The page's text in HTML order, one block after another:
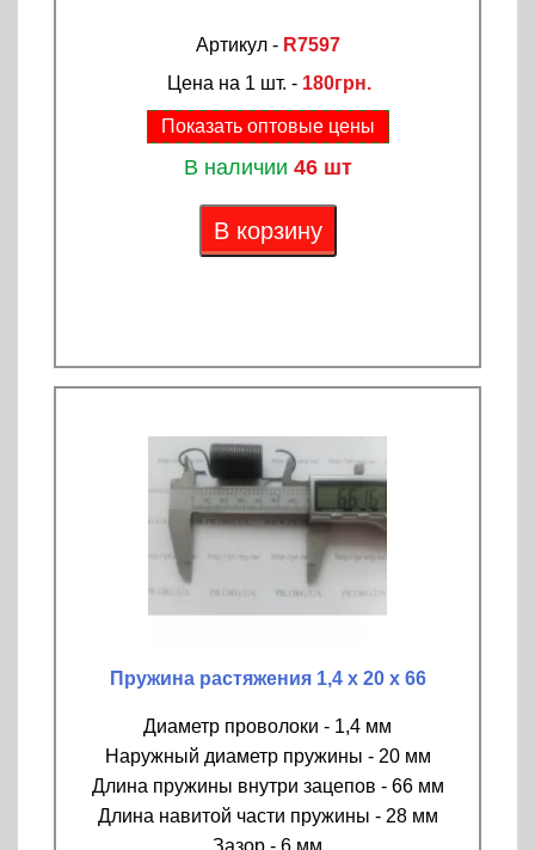
Артикул - R7597
Цена на 1 шт. - 180грн.
Показать оптовые цены
В наличии 46 шт
В корзину
Пружина растяжения 1,4 х 20 х 66
Диаметр проволоки - 1,4 мм
Наружный диаметр пружины - 20 мм
Длина пружины внутри зацепов - 66 мм
Длина навитой части пружины - 28 мм
Зазор - 6 мм